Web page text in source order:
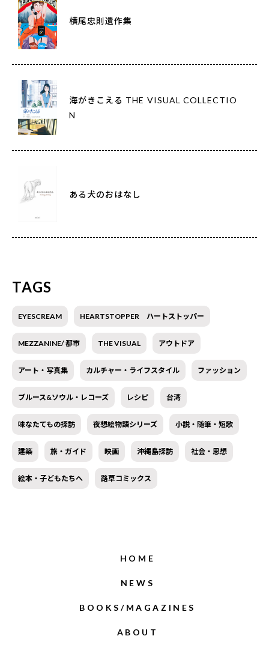
横尾忠則遺作集
海がきこえる THE VISUAL COLLECTIO
N
ある犬のおはなし
TAGS
EYESCREAM HEARTSTOPPER ハートストッパー
MEZZANINE/ 都市 THE VISUAL アウトドア
アート・写真集 カルチャー・ライフスタイル ファッション
ブルース&ソウル・レコーズ レシピ 台湾
味なたてもの探訪 夜想絵物語シリーズ 小説・随筆・短歌
建築 旅・ガイド 映画 沖縄島探訪 社会・思想
絵本・子どもたちへ 路草コミックス
HOME
NEWS
BOOKS/MAGAZINES
ABOUT